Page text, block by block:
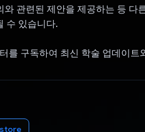
와 관련된 제안을 제공하는 등 다
수 있습니다.
를 구독하여 최신 학술 업데이트